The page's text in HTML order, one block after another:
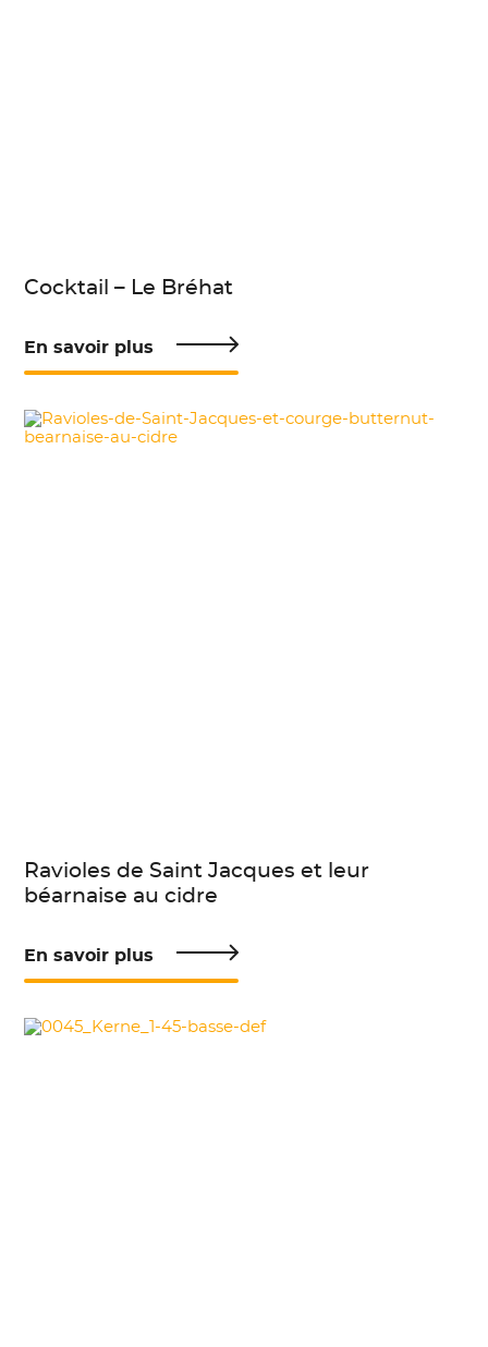
Cocktail – Le Bréhat
En savoir plus
Ravioles de Saint Jacques et leur
béarnaise au cidre
En savoir plus